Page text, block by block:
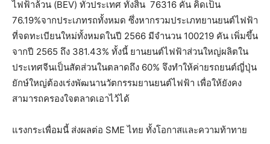
ไฟฟ้าล้วน (BEV) ทั่วประเทศ ทั้งสิ้น 76316 คัน คิดเป็น
76.19%จากประเภทรถทั้งหมด ซึ่งหากรวมประเภทยานยนต์ไฟฟ้า
ที่จดทะเบียนใหม่ทั้งหมดในปี 2566 มีจำนวน 100219 คัน เพิ่มขึ้น
จากปี 2565 ถึง 381.43% ทั้งนี้ ยานยนต์ไฟฟ้าส่วนใหญ่ผลิตใน
ประเทศจีนเป็นสัดส่วนในตลาดถึง 60% จึงทำให้ค่ายรถยนต์ญี่ปุ่น
ยักษ์ใหญ่ต้องเร่งพัฒนานวัตกรรมยานยนต์ไฟฟ้า เพื่อให้ยังคง
สามารถครองใจตลาดเอาไว้ได้
แรงกระเพื่อมนี้ ส่งผลต่อ SME ไทย ทั้งโอกาสและความท้าทาย